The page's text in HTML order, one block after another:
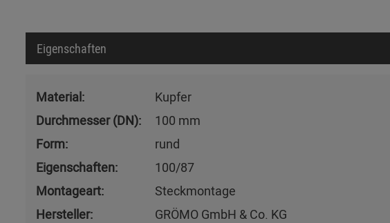
Eigenschaften
Material:
Kupfer
Durchmesser (DN):
100 mm
Form:
rund
Eigenschaften:
100/87
Montageart:
Steckmontage
Hersteller:
GRÖMO GmbH & Co. KG